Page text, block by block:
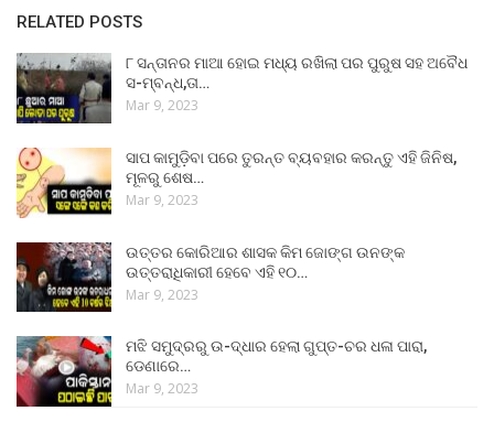
RELATED POSTS
୮ ସନ୍ତାନର ମାଆ ହୋଇ ମଧ୍ୟ ରଖିଲା ପର ପୁରୁଷ ସହ ଅବୈଧ
ସ-ମ୍ବନ୍ଧ,ତା…
Mar 9, 2023
ସାପ କାମୁଡ଼ିବା ପରେ ତୁରନ୍ତ ବ୍ୟବହାର କରନ୍ତୁ ଏହି ଜିନିଷ,
ମୂଳରୁ ଶେଷ…
Mar 9, 2023
ଉତ୍ତର କୋରିଆର ଶାସକ କିମ ଜୋଙ୍ଗ ଉନଙ୍କ
ଉତ୍ତରାଧିକାରୀ ହେବେ ଏହି ୧୦…
Mar 9, 2023
ମଝି ସମୁଦ୍ରରୁ ଉ-ଦ୍ଧାର ହେଲା ଗୁପ୍ତ-ଚର ଧଳା ପାରା,
ଡେଣାରେ…
Mar 9, 2023